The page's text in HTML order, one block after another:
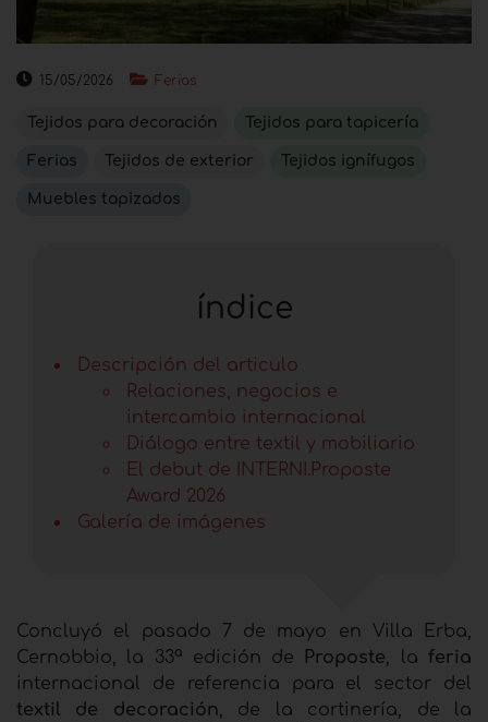
15/05/2026 Ferias
Tejidos para decoración Tejidos para tapicería
Ferias Tejidos de exterior Tejidos ignífugos
Muebles tapizados
índice
Descripción del articulo
Relaciones, negocios e
intercambio internacional
Diálogo entre textil y mobiliario
El debut de INTERNI.Proposte
Award 2026
Galería de imágenes
Concluyó el pasado 7 de mayo en Villa Erba,
Cernobbio, la 33ª edición de
Proposte, laferia
internacional de referencia para el sector del
textil de decoración, de la cortinería, de la